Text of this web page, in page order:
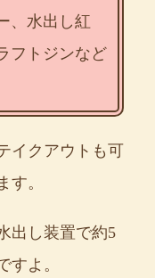
、水出し紅
フトジンなど
イクアウトも可
す。
出し装置で約5
すよ。